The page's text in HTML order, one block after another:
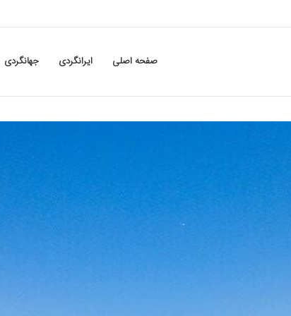
صفحه اصلی ایرانگردی جهانگردی